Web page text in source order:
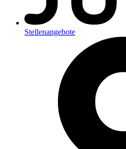
Stellenangebote